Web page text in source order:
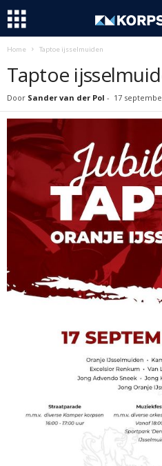
Home Taptoe ijsselmuiden
Taptoe
Door Sander van der Pol - 17